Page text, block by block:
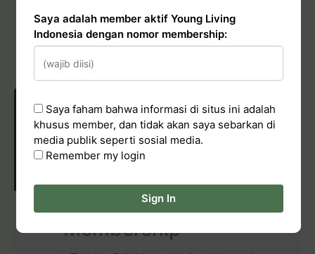
Conduct & Report
Hadiah Starter Kit (bundle kit)
Pelaporan Pelanggaran
POLICIES & CONDUCT
Membership
Saya adalah member aktif Young Living
Indonesia dengan nomor membership:
Saya faham bahwa informasi di situs ini adalah
khusus member, dan tidak akan saya sebarkan di
media publik seperti sosial media.
Remember my login
Sign In